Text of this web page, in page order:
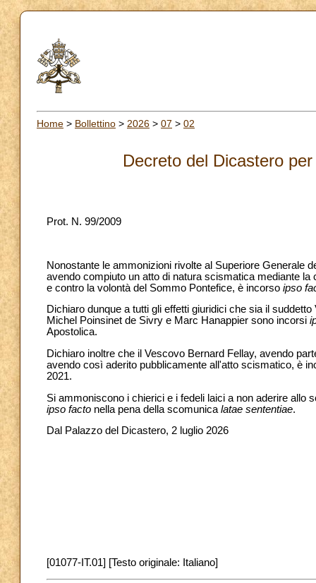
Home > Bollettino > 2026 > 07 > 02
Decreto del Dicastero
Prot. N. 99/2009
Nonostante le ammonizioni rivolte al Superiore Generale
avendo compiuto un atto di natura scismatica mediante
e contro la volontà del Sommo Pontefice, è incorso ipso
Dichiaro dunque a tutti gli effetti giuridici che sia il
Michel Poinsinet de Sivry e Marc Hanappier sono incorsi
Apostolica.
Dichiaro inoltre che il Vescovo Bernard Fellay, avendo
avendo così aderito pubblicamente all'atto scismatico, è
2021.
Si ammoniscono i chierici e i fedeli laici a non aderire allo
ipso facto nella pena della scomunica latae sententiae.
Dal Palazzo del Dicastero, 2 luglio 2026
[01077-IT.01] [Testo originale: Italiano]